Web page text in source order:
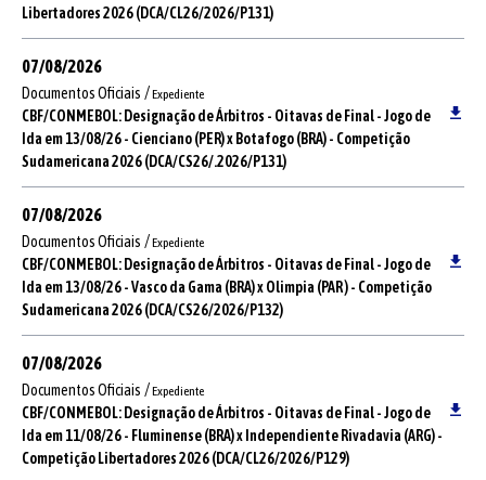
Libertadores 2026 (DCA/CL26/2026/P131)
07/08/2026
Documentos Oficiais /Expediente
CBF/CONMEBOL: Designação de Árbitros - Oitavas de Final - Jogo de
Ida em 13/08/26 - Cienciano (PER) x Botafogo (BRA) - Competição
Sudamericana 2026 (DCA/CS26/.2026/P131)
07/08/2026
Documentos Oficiais /Expediente
CBF/CONMEBOL: Designação de Árbitros - Oitavas de Final - Jogo de
Ida em 13/08/26 - Vasco da Gama (BRA) x Olimpia (PAR ) - Competição
Sudamericana 2026 (DCA/CS26/2026/P132)
07/08/2026
Documentos Oficiais /Expediente
CBF/CONMEBOL: Designação de Árbitros - Oitavas de Final - Jogo de
Ida em 11/08/26 - Fluminense (BRA) x Independiente Rivadavia (ARG) -
Competição Libertadores 2026 (DCA/CL26/2026/P129)